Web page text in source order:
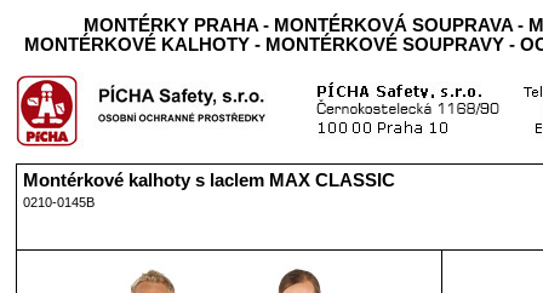
MONTÉRKY PRAHA - MONTÉRKOVÁ SOUPRAVA -
MONTÉRKOVÉ KALHOTY - MONTÉRKOVÉ SOUPRAVY -
Montérkové kalhoty s laclem MAX CLASSIC
0210-0145B